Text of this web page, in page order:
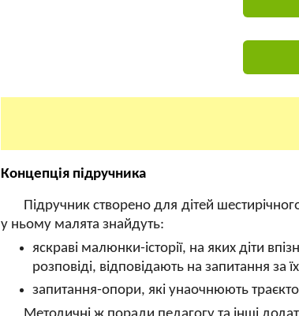
Концепція підручника
Підручник створено для дітей
у ньому малята знайдуть:
яскраві малюнки-історії, на яких діти
розповіді, відповідають на запитання за
запитання-опори, які унаочнюють